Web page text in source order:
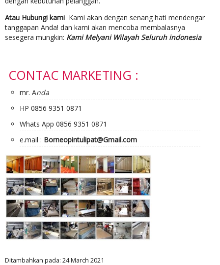
Atau Hubungi kami Kami akan dengan senang hati mendengar
tanggapan Anda! dan kami akan mencoba membalasnya
sesegera mungkin: Kami Melyani Wilayah Seluruh indonesia
CONTAC MARKETING :
mr. Anda
HP 0856 9351 0871
Whats App 0856 9351 0871
e.mail : Borneopintulipat@Gmail.com
Ditambahkan pada: 24 March 2021